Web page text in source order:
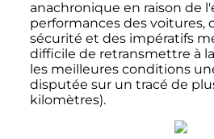
anachronique en raison de
performances des voitures,
sécurité et des impératifs
difficile de retransmettre à
les meilleures conditions
disputée sur un tracé de
kilomètres).